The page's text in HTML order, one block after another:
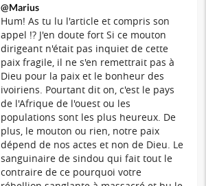
@Marius
Hum! As tu lu l'article et compris son
appel !? J'en doute fort Si ce mouton
dirigeant n'était pas inquiet de cette
paix fragile, il ne s'en remettrait pas à
Dieu pour la paix et le bonheur des
ivoiriens. Pourtant dit on, c'est le pays
de l'Afrique de l'ouest ou les
populations sont les plus heureux. De
plus, le mouton ou rien, notre paix
dépend de nos actes et non de Dieu. Le
sanguinaire de sindou qui fait tout le
contraire de ce pourquoi votre